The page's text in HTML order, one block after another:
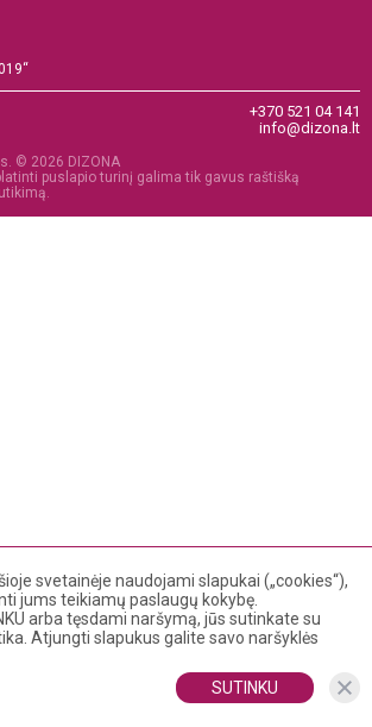
+370 521 04 141
info@dizona.lt
© 2026 DIZONA
puslapio turinį galima tik gavus raštišką
svetainėje naudojami slapukai („cookies“),
jums teikiamų paslaugų kokybę.
arba tęsdami naršymą, jūs sutinkate su
Atjungti slapukus galite savo naršyklės
SUTINKU